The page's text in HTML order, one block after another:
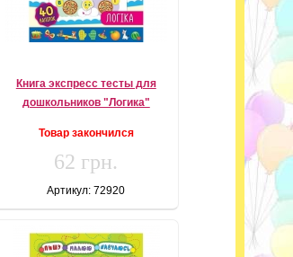
Книга экспресс тесты для
дошкольников "Логика"
Товар закончился
62 грн.
Артикул: 72920